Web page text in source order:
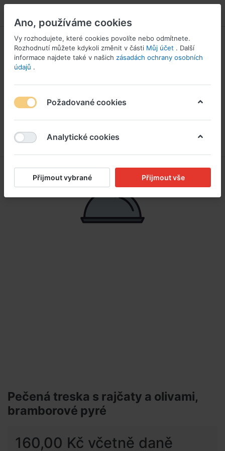
Pečená treska s rajčaty a olivami,
bramborové pyré
160,00 Kč včetně daně
Ano, používáme cookies
Vy rozhodujete, které cookies povolíte nebo odmítnete.
Rozhodnutí můžete kdykoli změnit v části Můj účet . Další
informace najdete také v našich zásadách ochrany osobních
údajů .
Požadované cookies
Analytické cookies
Přijmout vybrané Přijmout vše